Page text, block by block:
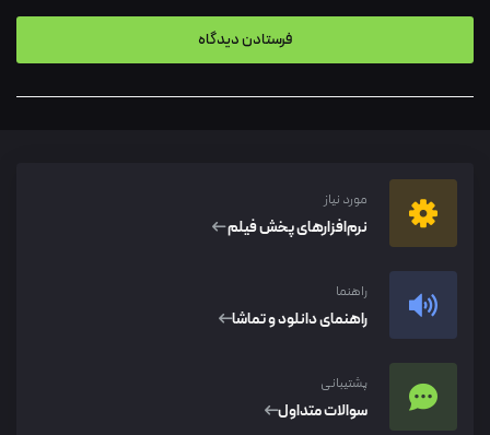
مورد نیاز
نرم‌افزار‌های پخش فیلم
راهنما
راهنمای دانلود و تماشا
پشتیبانی
سوالات متداول